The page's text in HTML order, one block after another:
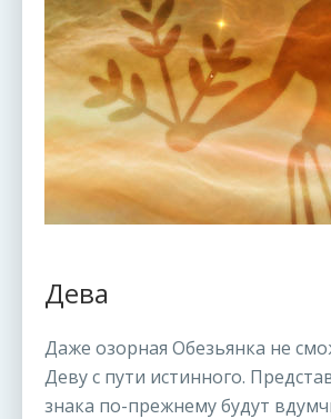
Дева
Даже озорная Обезьянка не
Деву с пути истинного.
знака по-прежнему будут